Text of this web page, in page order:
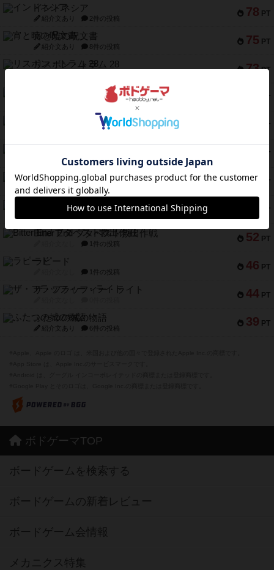
78 PT
インドネシア
紹介文あり 2件の投稿
75 PT
宵と暁の呪文書
紹介文あり 8件の投稿
73 PT
リスボン・トラム 28
PT
1件の投稿
PT
1件の投稿
PT
紹介文なし 1件の投稿
59 PT
スモールワールド
紹介文あり 13件の投稿
PT
ギャンブラー
52 PT
Bitter End ブタペスト救出作戦
1件の投稿
46 PT
ラピード
1件の投稿
44 PT
ザ・フラッフィー・ライト
39 PT
ふたつの城の物語
紹介文あり 6件の投稿
ボドゲーマTOP
ボードゲームを検索する
ボードゲームの新着レビュー
ボードゲーム会情報
メカニクス特集